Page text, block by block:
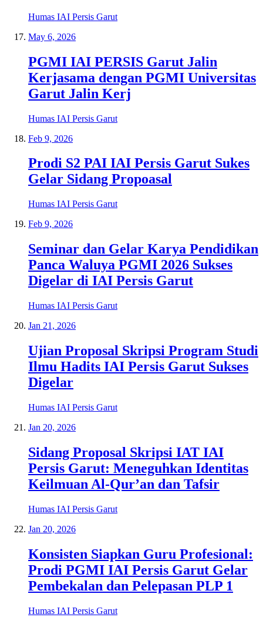
Humas IAI Persis Garut
May 6, 2026
PGMI IAI PERSIS Garut Jalin
Kerjasama dengan PGMI Universitas
Garut Jalin Kerj
Humas IAI Persis Garut
Feb 9, 2026
Prodi S2 PAI IAI Persis Garut Sukes
Gelar Sidang Propoasal
Humas IAI Persis Garut
Feb 9, 2026
Seminar dan Gelar Karya Pendidikan
Panca Waluya PGMI 2026 Sukses
Digelar di IAI Persis Garut
Humas IAI Persis Garut
Jan 21, 2026
Ujian Proposal Skripsi Program Studi
Ilmu Hadits IAI Persis Garut Sukses
Digelar
Humas IAI Persis Garut
Jan 20, 2026
Sidang Proposal Skripsi IAT IAI
Persis Garut: Meneguhkan Identitas
Keilmuan Al-Qur’an dan Tafsir
Humas IAI Persis Garut
Jan 20, 2026
Konsisten Siapkan Guru Profesional:
Prodi PGMI IAI Persis Garut Gelar
Pembekalan dan Pelepasan PLP 1
Humas IAI Persis Garut